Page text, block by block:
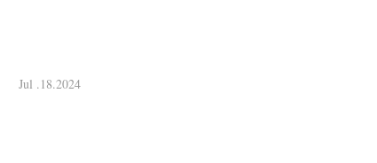
Jul .18.2024